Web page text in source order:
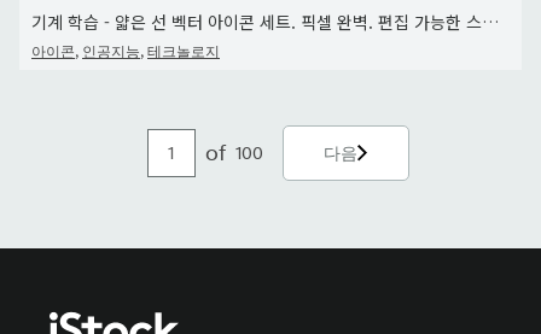
기계 학습 - 얇은 선 벡터 아이콘 세트. 픽셀 완벽. 편집 가능한 스트로크. 이 세트에는 인공 지능, 로봇, 컴퓨터
아이콘, 인공지능, 테크놀로지
of 100 다음